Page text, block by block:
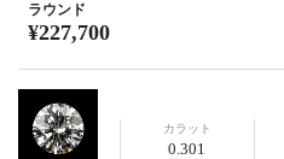
ラウンド
¥227,700
カラット
0.301